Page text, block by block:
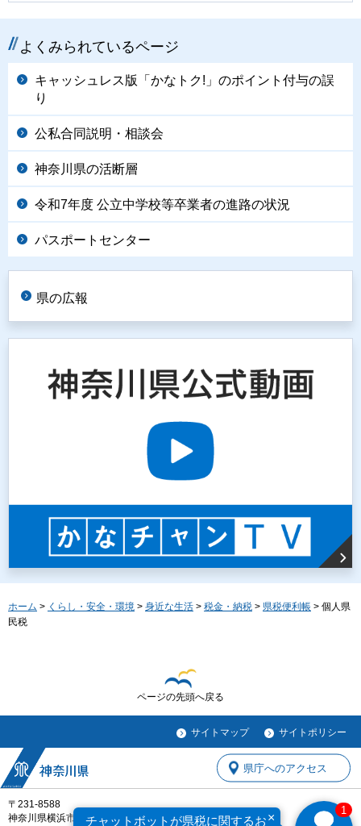
よくみられているページ
キャッシュレス版「かなトク!」のポイント付与の誤
り
公私合同説明・相談会
神奈川県の活断層
令和7年度 公立中学校等卒業者の進路の状況
パスポートセンター
県の広報
ホーム > くらし・安全・環境 > 身近な生活 > 税金・納税 > 県税便利帳 > 個人県
民税
ページの先頭へ戻る
サイトマップ サイトポリシー
〒231-8588
神奈川県横浜市中区日本大通1
県庁へのアクセス
チャットボットが県税に関するお×
1